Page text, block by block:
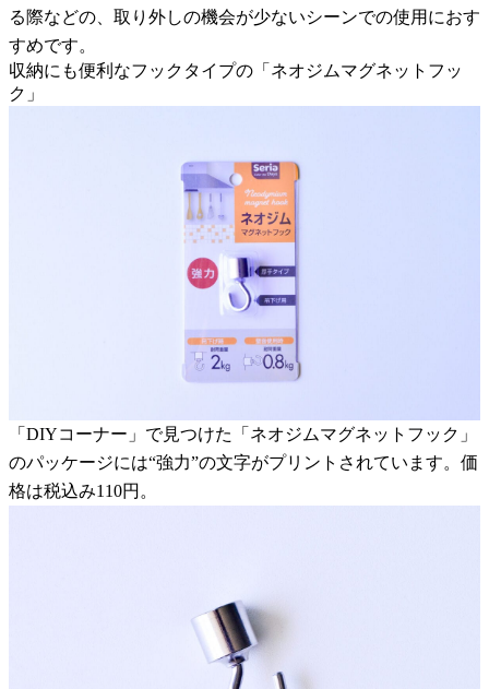
る際などの、取り外しの機会が少ないシーンでの使用におす
すめです。
収納にも便利なフックタイプの「ネオジムマグネットフッ
ク」
「DIYコーナー」で見つけた「ネオジムマグネットフック」
のパッケージには“強力”の文字がプリントされています。価
格は税込み110円。